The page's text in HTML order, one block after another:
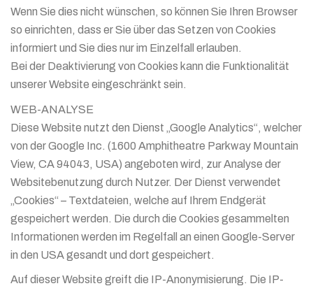
Wenn Sie dies nicht wünschen, so können Sie Ihren Browser
so einrichten, dass er Sie über das Setzen von Cookies
informiert und Sie dies nur im Einzelfall erlauben.
Bei der Deaktivierung von Cookies kann die Funktionalität
unserer Website eingeschränkt sein.
WEB-ANALYSE
Diese Website nutzt den Dienst „Google Analytics“, welcher
von der Google Inc. (1600 Amphitheatre Parkway Mountain
View, CA 94043, USA) angeboten wird, zur Analyse der
Websitebenutzung durch Nutzer. Der Dienst verwendet
„Cookies“ – Textdateien, welche auf Ihrem Endgerät
gespeichert werden. Die durch die Cookies gesammelten
Informationen werden im Regelfall an einen Google-Server
in den USA gesandt und dort gespeichert.
Auf dieser Website greift die IP-Anonymisierung. Die IP-